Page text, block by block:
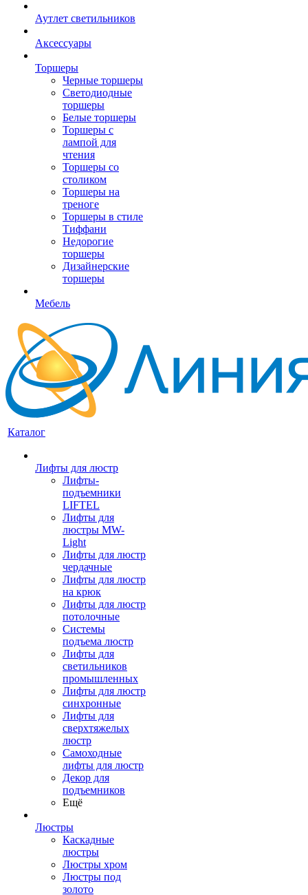
Аутлет светильников
Аксессуары
Торшеры
Черные торшеры
Светодиодные
торшеры
Белые торшеры
Торшеры с
лампой для
чтения
Торшеры со
столиком
Торшеры на
треноге
Торшеры в стиле
Тиффани
Недорогие
торшеры
Дизайнерские
торшеры
Мебель
Каталог
Лифты для люстр
Лифты-
подъемники
LIFTEL
Лифты для
люстры MW-
Light
Лифты для люстр
чердачные
Лифты для люстр
на крюк
Лифты для люстр
потолочные
Системы
подъема люстр
Лифты для
светильников
промышленных
Лифты для люстр
синхронные
Лифты для
сверхтяжелых
люстр
Самоходные
лифты для люстр
Декор для
подъемников
Ещё
Люстры
Каскадные
люстры
Люстры хром
Люстры под
золото